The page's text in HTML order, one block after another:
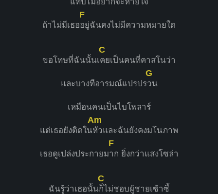
ถ้าไม่มีเธอ
F
อยู่ฉันคงไม่มีความหมายใด
ขอโทษที่ฉันนั้นเ
C
คยเป็นคนที่คาสโนว่า
และบางทีอารมณ์แปรปร
G
วน
เหมือนคนเป็นไบโพลาร์
แต่เธอยังติดใน
Am
หัวและฉันยังคงมโนภาพ
เธอดูเปล่งประกายม
F
าก ยิ่งกว่าแสงโซล่า
ฉันรู้ว่าเธอนั้น
C
ก็ไม่ชอบผู้ชายเซ้าซี้